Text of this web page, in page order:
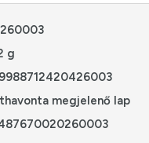
g
megjelenő lap